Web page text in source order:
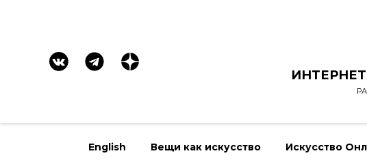
English Вещи как искусство Искусство